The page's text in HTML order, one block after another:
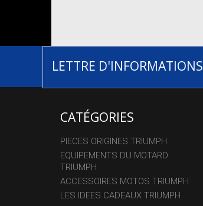
LETTRE D'INFORMATIONS
CATÉGORIES
PIECES ORIGINES TRIUMPH
EQUIPEMENTS DU MOTARD
TRIUMPH
ACCESSOIRES MOTOS TRIUMPH
LES IDEES CADEAUX TRIUMPH